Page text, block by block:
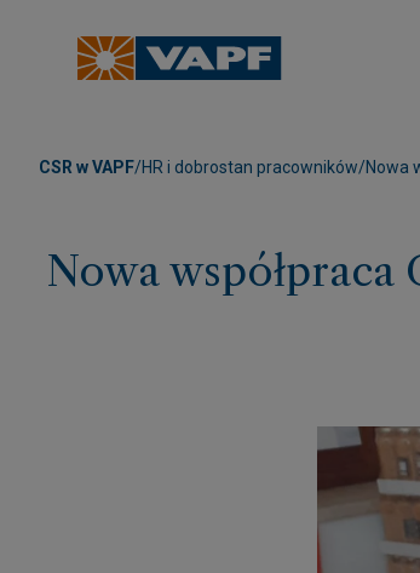
CSR w VAPF/HR i dobrostan pracowników/Nowa
Nowa